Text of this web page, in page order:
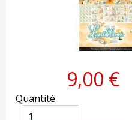
9,00 €
Quantité